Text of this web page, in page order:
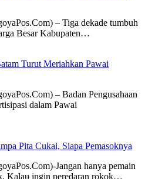
– Tiga dekade tumbuh
Besar Kabupaten…
Turut Meriahkan Pawai
– Badan Pengusahaan
dalam Pawai
Pita Cukai, Siapa Pemasoknya
Jangan hanya pemain
Kalau ingin peredaran rokok…